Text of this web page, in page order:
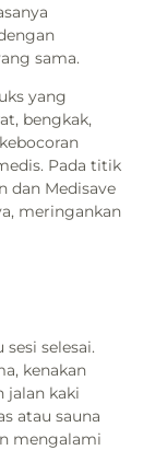
sama.
yang
bengkak,
Pada titik
dan Medisave
meringankan
selesai.
kenakan
jalan kaki
atau sauna
mengalami